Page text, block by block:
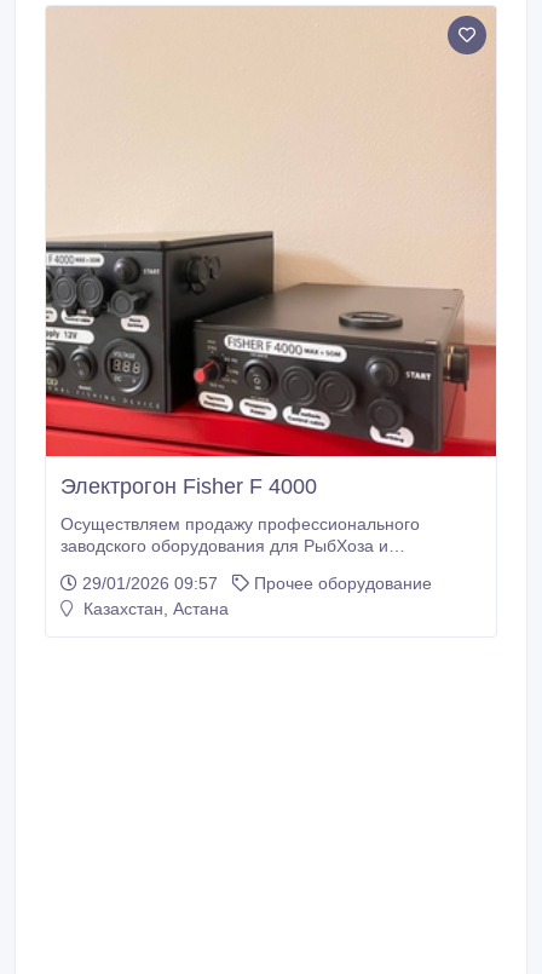
Электрогон Fisher F 4000
Осуществляем продажу профессионального
заводского оборудования для РыбХоза и
в полной комплектации Здравствуйте! В Наличии !
Электрогоны Fisher Fisher F Gold Fish с 1999 года
29/01/2026 09:57
Прочее оборудование
Казахстан, Астана